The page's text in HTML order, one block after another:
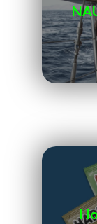
I